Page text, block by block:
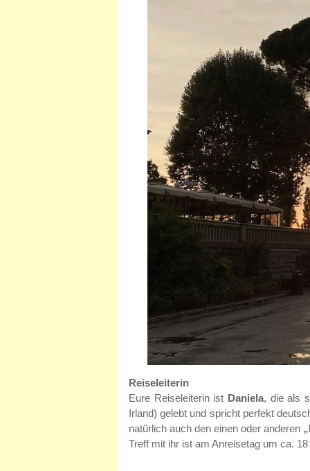
Reiseleiterin
Eure Reiseleiterin ist Daniela, die als
Irland) gelebt und spricht perfekt
natürlich auch den einen oder anderen
Treff mit ihr ist am Anreisetag um ca.